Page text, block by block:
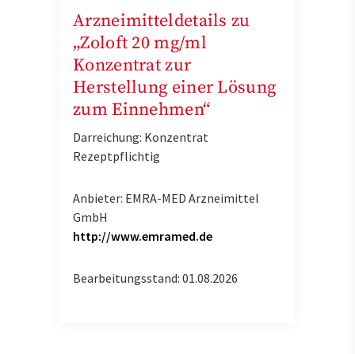
Arzneimitteldetails zu
„Zoloft 20 mg/ml
Konzentrat zur
Herstellung einer Lösung
zum Einnehmen“
Darreichung: Konzentrat
Rezeptpflichtig
Anbieter: EMRA-MED Arzneimittel
GmbH
http://www.emramed.de
Bearbeitungsstand: 01.08.2026